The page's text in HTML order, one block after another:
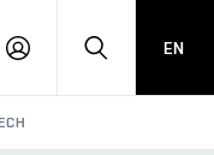
PŘIHLÁŠENÍHLEDAT
EN